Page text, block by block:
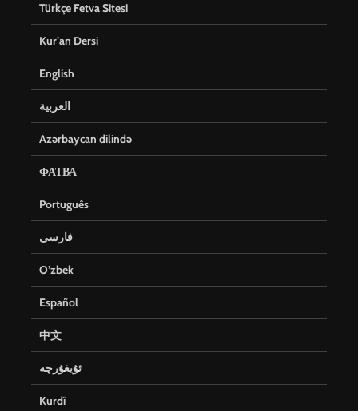
Türkçe Fetva Sitesi
Kur’an Dersi
English
العربية
Azərbaycan dilində
ФАТВА
Português
فارسی
O’zbek
Español
中文
ئۇيغۇرچە
Kurdî